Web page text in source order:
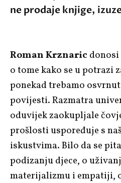
ne prodaje knjige,
Roman Krznaric donosi
o tome kako se u potrazi
ponekad trebamo
povijesti. Razmatra
oduvijek zaokupljale
prošlosti uspoređuje s
iskustvima. Bilo da se
podizanju djece, o
materijalizmu i empatiji,